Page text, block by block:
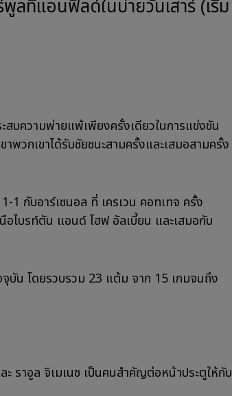
สบความพ่ายแพ้เพียงครั้งเดียวในการแข่งขัน
พวกเขาได้รับชัยชนะสามครั้งและเสมอสามครั้ง
1 กับอาร์เซนอล ที่ เครเวน คอทเทจ ครั้ง
อไบรท์ตัน แอนด์ โฮฟ อัลเบี้ยน และเสมอกับ
บัน โดยรวบรวม 23 แต้ม จาก 15 เกมจนถึง
ราอูล จิเมเนซ เป็นคนสำคัญต่อหน้าประตูให้กับ